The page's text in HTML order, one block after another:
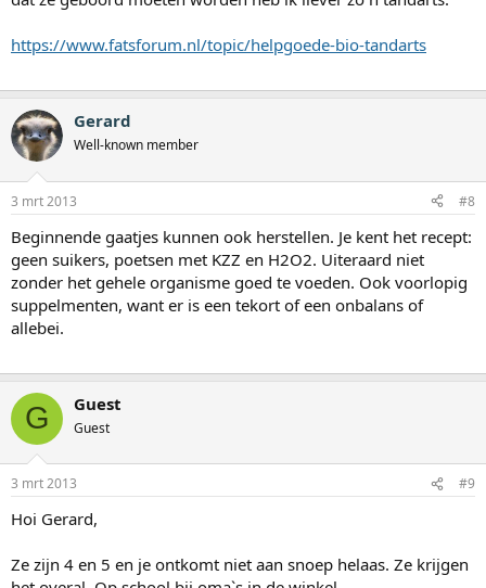
https://www.fatsforum.nl/topic/helpgoede-bio-tandarts
Gerard
Well-known member
3 mrt 2013 #8
Beginnende gaatjes kunnen ook herstellen. Je kent het recept:
geen suikers, poetsen met KZZ en H2O2. Uiteraard niet
zonder het gehele organisme goed te voeden. Ook voorlopig
suppelmenten, want er is een tekort of een onbalans of
allebei.
G Guest
Guest
3 mrt 2013 #9
Hoi Gerard,
Ze zijn 4 en 5 en je ontkomt niet aan snoep helaas. Ze krijgen